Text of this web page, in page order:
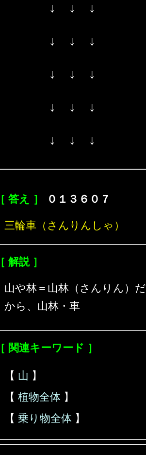
↓ ↓ ↓
↓ ↓ ↓
↓ ↓ ↓
↓ ↓ ↓
↓ ↓ ↓
［ 答え ］ ０１３６０７
三輪車（さんりんしゃ）
［ 解説 ］
山や林＝山林（さんりん）だ
から、山林・車
［ 関連キーワード ］
【 山 】
【 植物全体 】
【 乗り物全体 】